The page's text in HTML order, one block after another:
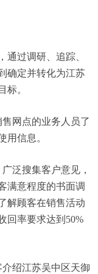
通过调研、追踪、
确定并转化为江苏
标。
网点的业务人员了
用信息。
泛搜集客户意见，
满意程度的书面调
解顾客在销售活动
回率要求达到50%
绍江苏吴中区天御